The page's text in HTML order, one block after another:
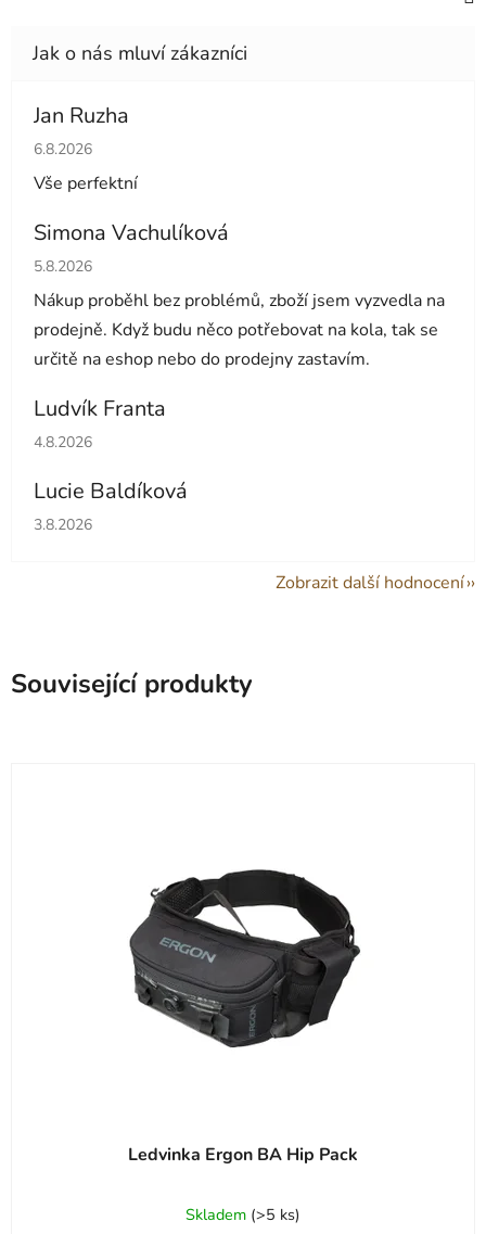
Jan Ruzha
Hodnocení obchodu je 5 z 5 hvězdiček.
6.8.2026
Vše perfektní
Simona Vachulíková
Hodnocení obchodu je 5 z 5 hvězdiček.
5.8.2026
Nákup proběhl bez problémů, zboží jsem vyzvedla na
prodejně. Když budu něco potřebovat na kola, tak se
určitě na eshop nebo do prodejny zastavím.
Ludvík Franta
Hodnocení obchodu je 5 z 5 hvězdiček.
4.8.2026
Lucie Baldíková
Hodnocení obchodu je 5 z 5 hvězdiček.
3.8.2026
Zobrazit další hodnocení
Související produkty
Ledvinka Ergon BA Hip Pack
hodnocení
Skladem (>5 ks)